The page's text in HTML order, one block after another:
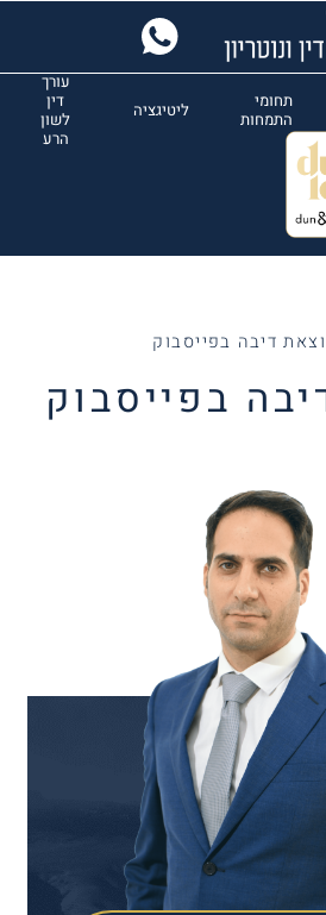
תחומי
התמחות
ליטיגציה
עורך
דין
לשון
הרע
דיבה בפייסבוק
בפייסבוק